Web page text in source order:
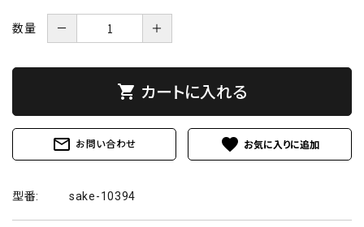
数量 － ＋
shopping_cart カートに入れる
mail_outline お問い合わせ favorite
型番: sake-10394